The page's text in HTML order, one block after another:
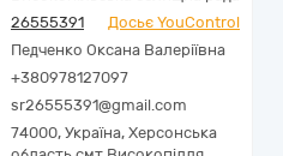
26555391
Досьє YouControl
Педченко Оксана Валеріївна
+380978127097
sr26555391@gmail.com
74000, Україна, Херсонська